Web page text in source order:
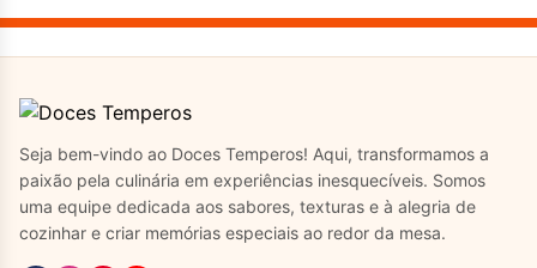
Seja bem-vindo ao Doces Temperos! Aqui, transformamos a
paixão pela culinária em experiências inesquecíveis. Somos
uma equipe dedicada aos sabores, texturas e à alegria de
cozinhar e criar memórias especiais ao redor da mesa.